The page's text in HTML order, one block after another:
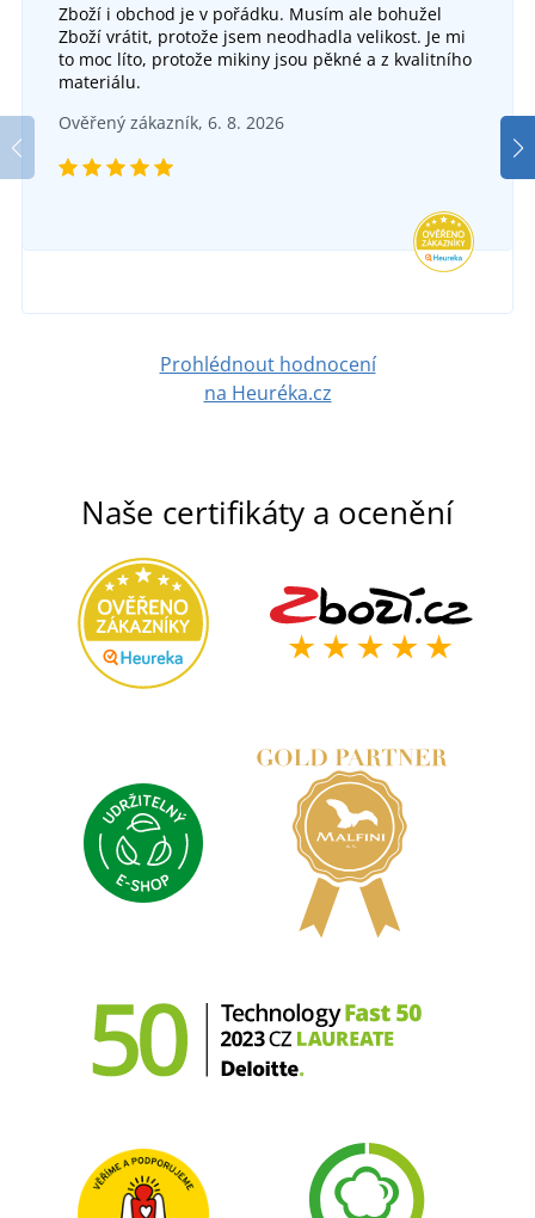
Zboží i obchod je v pořádku. Musím ale bohužel
Zboží vrátit, protože jsem neodhadla velikost. Je mi
to moc líto, protože mikiny jsou pěkné a z kvalitního
materiálu.
Ověřený zákazník, 6. 8. 2026
Prohlédnout hodnocení
na Heuréka.cz
Naše certifikáty a ocenění